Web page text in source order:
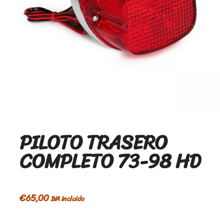
PILOTO TRASERO
COMPLETO 73-98 HD
€65,00IVA incluido